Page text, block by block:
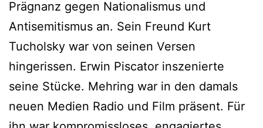
Prägnanz gegen Nationalismus und
Antisemitismus an. Sein Freund Kurt
Tucholsky war von seinen Versen
hingerissen. Erwin Piscator inszenierte
seine Stücke. Mehring war in den damals
neuen Medien Radio und Film präsent. Für